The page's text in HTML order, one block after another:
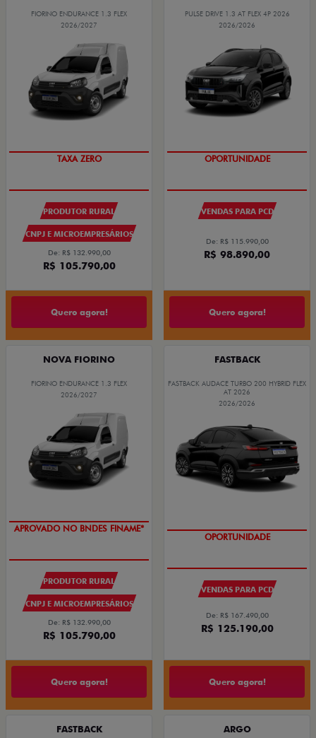
FIORINO ENDURANCE 1.3 FLEX
2026/2027
TAXA ZERO
PRODUTOR RURAL
CNPJ E MICROEMPRESÁRIOS
De: R$ 132.990,00
R$ 105.790,00
Quero agora!
PULSE DRIVE 1.3 AT FLEX 4P 2026
2026/2026
OPORTUNIDADE
VENDAS PARA PCD
De: R$ 115.990,00
R$ 98.890,00
Quero agora!
NOVA FIORINO
FIORINO ENDURANCE 1.3 FLEX
2026/2027
APROVADO NO BNDES FINAME*
PRODUTOR RURAL
CNPJ E MICROEMPRESÁRIOS
De: R$ 132.990,00
R$ 105.790,00
Quero agora!
FASTBACK
FASTBACK AUDACE TURBO 200 HYBRID FLEX
AT 2026
2026/2026
OPORTUNIDADE
VENDAS PARA PCD
De: R$ 167.490,00
R$ 125.190,00
Quero agora!
FASTBACK ARGO